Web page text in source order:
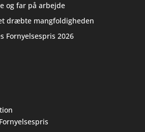
og far på arbejde
dræbte mangfoldigheden
Fornyelsespris 2026